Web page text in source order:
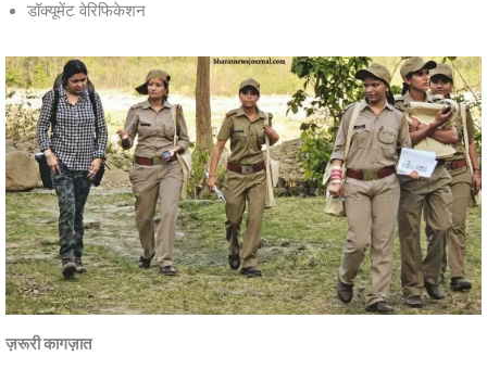
डॉक्यूमेंट वेरिफिकेशन
ज़रूरी कागज़ात